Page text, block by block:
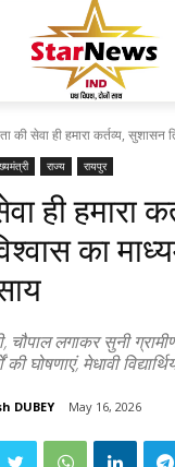
की सेवा ही हमारा कर्तव्य, सुशासन
राज्य रायपुर
ही हमारा
का
लगाकर सुनी
की घोषणाएं, मेधावी
DUBEY May 16, 2026